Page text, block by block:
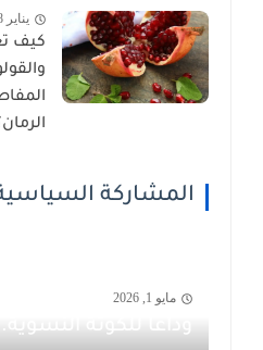
يناير 28, 2026
كيف
المشاركة
مايو 1, 2026
وداعاً للكوتة